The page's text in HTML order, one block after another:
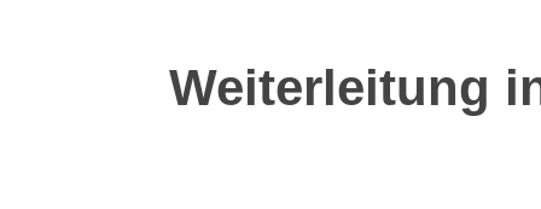
Weiterleitung